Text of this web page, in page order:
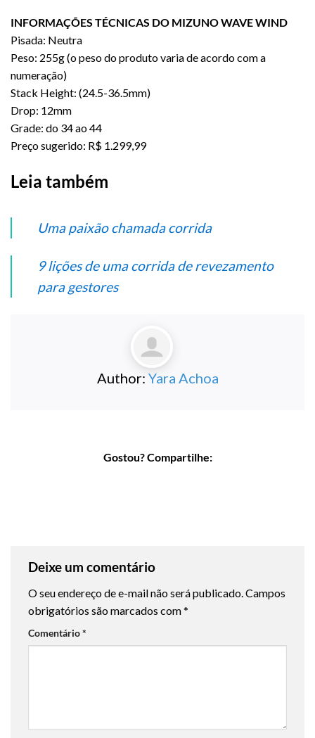
INFORMAÇÕES TÉCNICAS DO MIZUNO WAVE WIND
Pisada: Neutra
Peso: 255g (o peso do produto varia de acordo com a
numeração)
Stack Height: (24.5-36.5mm)
Drop: 12mm
Grade: do 34 ao 44
Preço sugerido: R$ 1.299,99
Leia também
Uma paixão chamada corrida
9 lições de uma corrida de revezamento
para gestores
Author: Yara Achoa
Gostou? Compartilhe:
Deixe um comentário
O seu endereço de e-mail não será publicado.Campos
obrigatórios são marcados com*
Comentário*